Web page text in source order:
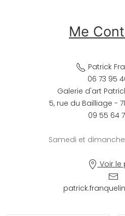
Me
Patrick
06 73 95
Galerie d'art Patrick
5, rue du Bailliage -
09 55 64
Samedi et dimanche
Voir le